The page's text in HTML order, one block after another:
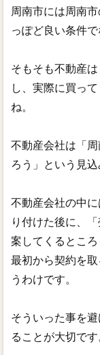
周南市には周南
っぽど良い条件で
そもそも不動産
し、実際に買っ
ね。
不動産会社は「
ろう」という見
不動産会社の中
り付けた後に、
案してくるところ
最初から契約を
うわけです。
そういった事を
ることが大切です